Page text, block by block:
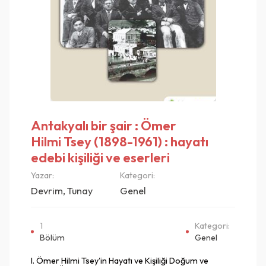
Antakyalı bir şair : Ömer
Hilmi Tsey (1898-1961) : hayatı
edebi kişiliği ve eserleri
Yazar:
Devrim, Tunay
Kategori:
Genel
1
Bölüm
Kategori:
Genel
I. Ömer Hilmi Tsey'in Hayatı ve Kişiliği Doğum ve